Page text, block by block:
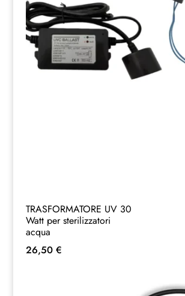
TRASFORMATORE UV 30
Watt per sterilizzatori
acqua
26,50 €